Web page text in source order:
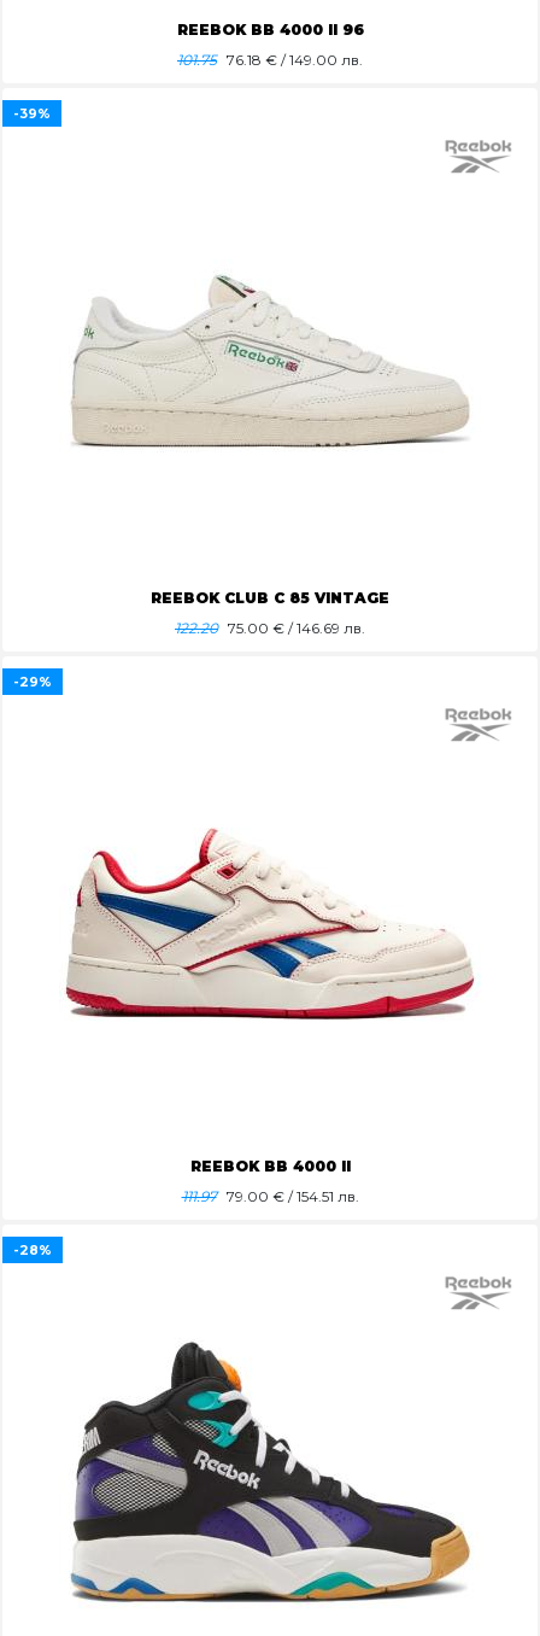
REEBOK BB 4000 II 96
101.75 76.18 € / 149.00 лв.
REEBOK CLUB C 85 VINTAGE
122.20 75.00 € / 146.69 лв.
-39%
REEBOK BB 4000 II
111.97 79.00 € / 154.51 лв.
-29%
-28%